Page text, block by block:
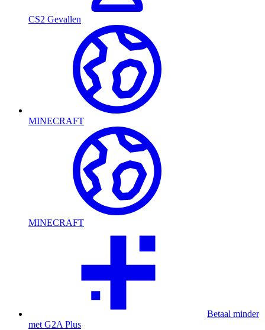
CS2 Gevallen
MINECRAFT
MINECRAFT
Betaal minder
met G2A Plus